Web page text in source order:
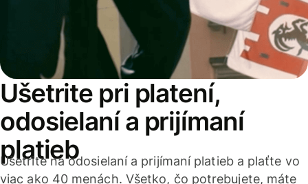
Ušetrite pri platení,
odosielaní a prijímaní
platieb
Ušetrite na odosielaní a prijímaní platieb a plaťte vo
viac ako 40 menách. Všetko, čo potrebujete, máte